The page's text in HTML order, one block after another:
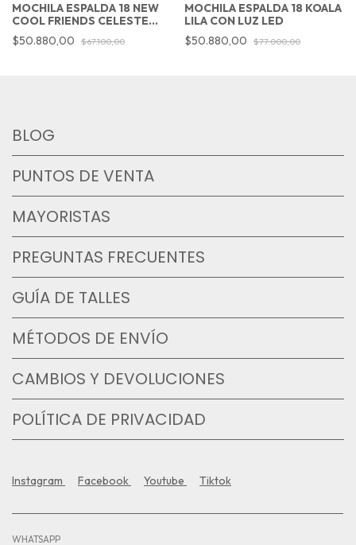
MOCHILA ESPALDA 18 NEW
COOL FRIENDS CELESTE
CON LUZ LED
$50.880,00 $67.100,00
MOCHILA ESPALDA 18 KOALA
LILA CON LUZ LED
$50.880,00
$77.000,00
BLOG
PUNTOS DE VENTA
MAYORISTAS
PREGUNTAS FRECUENTES
GUÍA DE TALLES
MÉTODOS DE ENVÍO
CAMBIOS Y DEVOLUCIONES
POLÍTICA DE PRIVACIDAD
Instagram Facebook Youtube Tiktok
WHATSAPP